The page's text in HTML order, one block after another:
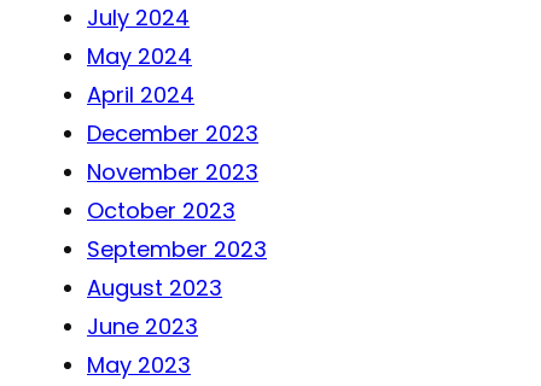
July 2024
May 2024
April 2024
December 2023
November 2023
October 2023
September 2023
August 2023
June 2023
May 2023